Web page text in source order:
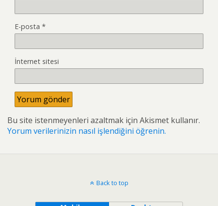
E-posta *
İnternet sitesi
Bu site istenmeyenleri azaltmak için Akismet kullanır.
Yorum verilerinizin nasıl işlendiğini öğrenin.
Back to top